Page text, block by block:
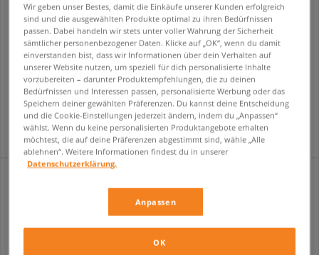
REEBOK CLASSIC LEATHER
damen
79,99 €
NIKE V5 RNR
herren
89,99 €
Wir geben unser Bestes, damit die Einkäufe unserer Kunden erfolgreich
sind und die ausgewählten Produkte optimal zu ihren Bedürfnissen
passen. Dabei handeln wir stets unter voller Wahrung der Sicherheit
sämtlicher personenbezogener Daten. Klicke auf „OK“, wenn du damit
einverstanden bist, dass wir Informationen über dein Verhalten auf
unserer Website nutzen, um speziell für dich personalisierte Inhalte
vorzubereiten – darunter Produktempfehlungen, die zu deinen
Bedürfnissen und Interessen passen, personalisierte Werbung oder das
Speichern deiner gewählten Präferenzen. Du kannst deine Entscheidung
und die Cookie-Einstellungen jederzeit ändern, indem du „Anpassen“
wählst. Wenn du keine personalisierten Produktangebote erhalten
möchtest, die auf deine Präferenzen abgestimmt sind, wähle „Alle
ablehnen“. Weitere Informationen findest du in unserer
Datenschutzerklärung.
Anpassen
OK